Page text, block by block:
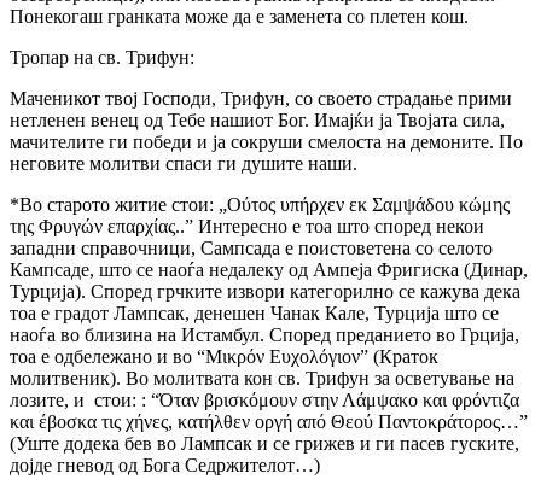
Понекогаш гранката може да е заменета со плетен кош.
Тропар на св. Трифун:
Маченикот твој Господи, Трифун, со своето страдање прими
нетленен венец од Тебе нашиот Бог. Имајќи ја Твојата сила,
мачителите ги победи и ја сокруши смелоста на демоните. По
неговите молитви спаси ги душите наши.
*Во старото житие стои: „Ούτος υπήρχεν εκ Σαμψάδου κώμης
της Φρυγών επαρχίας..” Интересно е тоа што според некои
западни справочници, Сампсада е поистоветена со селото
Кампсаде, што се наоѓа недалеку од Ампеја Фригиска (Динар,
Турција). Според грчките извори категорилно се кажува дека
тоа е градот Лампсак, денешен Чанак Кале, Турција што се
наоѓа во близина на Истамбул. Според преданието во Грција,
тоа е одбележано и во “Μικρόν Ευχολόγιον” (Краток
молитвеник). Во молитвата кон св. Трифун за осветување на
лозите, и стои: : “Όταν βρισκόμουν στην Λάμψακο και φρόντιζα
και έβοσκα τις χήνες, κατήλθεν οργή από Θεού Παντοκράτορος…”
(Уште додека бев во Лампсак и се грижев и ги пасев гуските,
дојде гневод од Бога Седржителот…)